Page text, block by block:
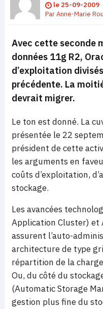
le 25-09-2009
ParAnne-Marie
Avec cette seconde
données 11g R2,
d’exploitation
précédente. La
devrait migrer.
Le ton est donné. La
présentée le 22
président de cette
les arguments en
coûts d’exploitation,
stockage.
Les avancées
Application Cluster) et
assurent l’auto-
architecture de type
répartition de la
Ou, du côté du
(Automatic Storage
gestion plus fine du